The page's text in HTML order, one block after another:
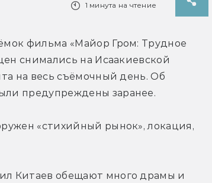
1 минута на чтение
фильма «Майор Гром: Трудное
снимались на Исаакиевской
на весь съёмочный день. Об
предупреждены заранее.
«стихийный рынок», локация,
Китаев обещают много драмы и